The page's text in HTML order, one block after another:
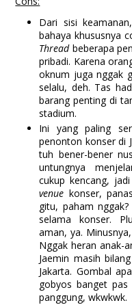
Dari sisi
bahaya khususnya
Threadbeberapa
pribadi. Karena
oknum juga nggak
selalu, deh. Tas
barang penting di
stadium.
Ini yang paling
penonton konser di
tuh bener-bener
untungnya
cukup kencang,
venue konser,
gitu, paham
selama konser.
aman, ya.
Nggak heran anak-
Jaemin masih
Jakarta. Gombal
gobyos banget
panggung, wkwkwk.